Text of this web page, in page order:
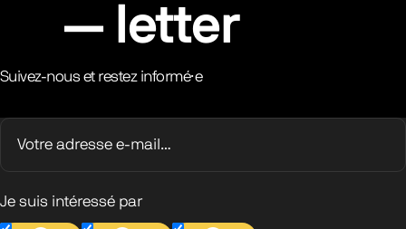
letter
Suivez-nous et restez informé·e
Je suis intéressé par